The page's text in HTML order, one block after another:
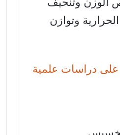
وتوازن